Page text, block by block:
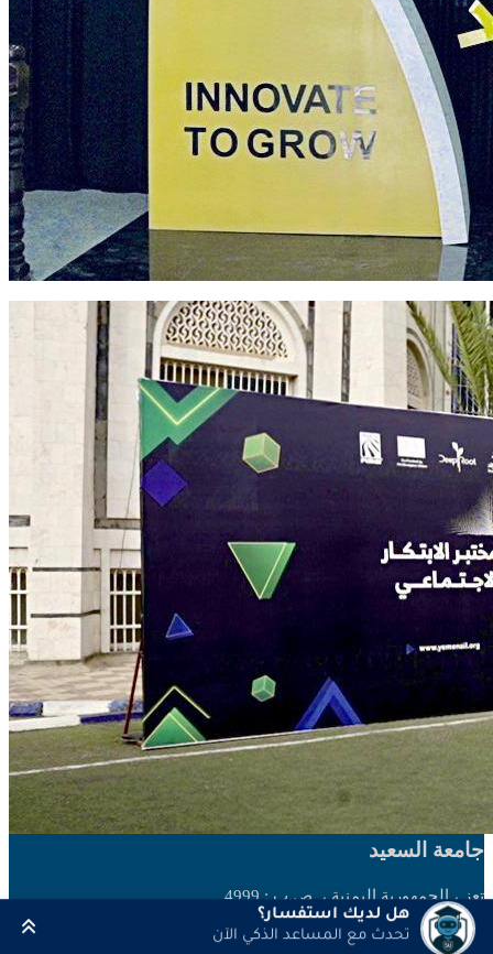
هل لديك استفسار؟
تحدث مع المساعد الذكي الآن
جامعة السعيد
تعز ، الجمهورية اليمنية ،ص.ب : 4999
هاتف : 04271558/60 ، فاكس 04271564